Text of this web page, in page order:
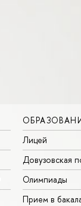
Лицей
Довузовская
Олимпиады
Прием в